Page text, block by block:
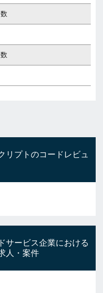
リプトのコードレビュ
サービス企業における
人・案件